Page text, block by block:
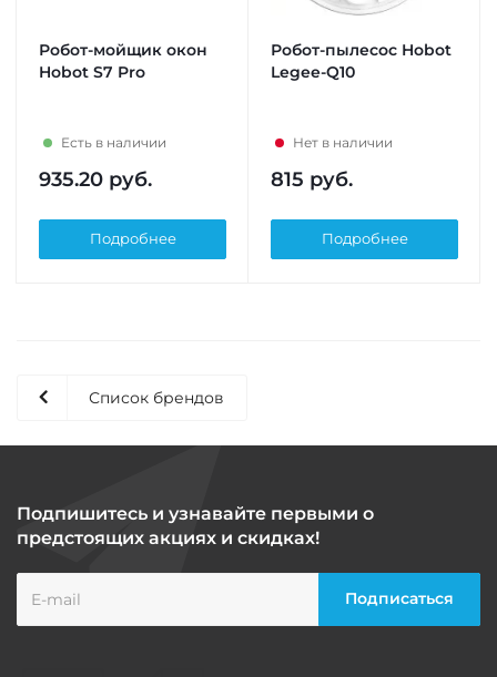
Робот-мойщик окон
Hobot S7 Pro
Есть в наличии
935.20 руб.
Подробнее
Робот-пылесос Hobot
Legee-Q10
Нет в наличии
815 руб.
Подробнее
Список брендов
Подпишитесь и узнавайте первыми о
предстоящих акциях и скидках!